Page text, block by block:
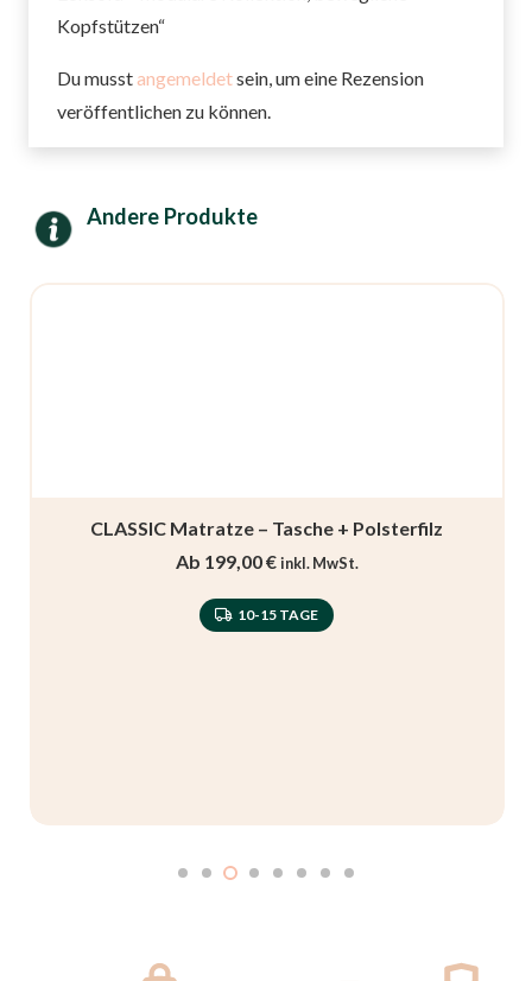
Kopfstützen“
Du musstangemeldetsein, um eine Rezension
veröffentlichen zu können.
Andere Produkte
CLASSIC Matratze – Tasche + Polsterfilz
Ab 199,00€ inkl. MwSt.
10-15 TAGE